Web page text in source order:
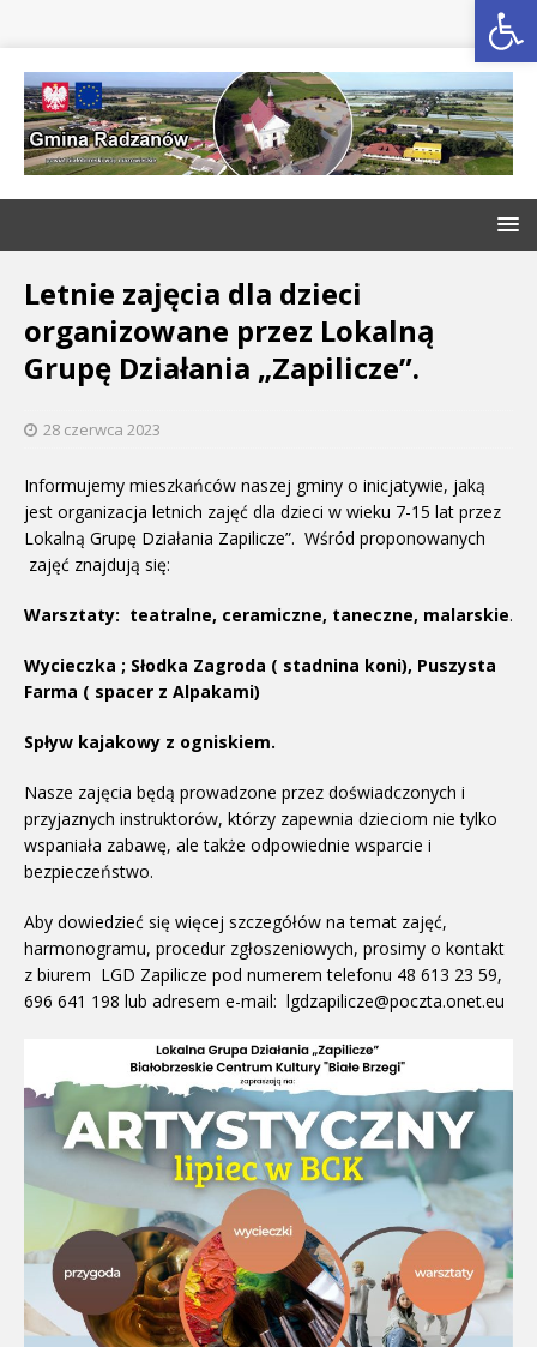
Letnie zajęcia dla dzieci
organizowane przez Lokalną
Grupę Działania „Zapilicze”.
28 czerwca 2023
Informujemy mieszkańców naszej gminy o inicjatywie, jaką
jest organizacja letnich zajęć dla dzieci w wieku 7-15 lat przez
Lokalną Grupę Działania Zapilicze”. Wśród proponowanych
zajęć znajdują się:
Warsztaty: teatralne, ceramiczne, taneczne, malarskie.
Wycieczka ; Słodka Zagroda ( stadnina koni), Puszysta
Farma ( spacer z Alpakami)
Spływ kajakowy z ogniskiem.
Nasze zajęcia będą prowadzone przez doświadczonych i
przyjaznych instruktorów, którzy zapewnia dzieciom nie tylko
wspaniała zabawę, ale także odpowiednie wsparcie i
bezpieczeństwo.
Aby dowiedzieć się więcej szczegółów na temat zajęć,
harmonogramu, procedur zgłoszeniowych, prosimy o kontakt
z biurem LGD Zapilicze pod numerem telefonu 48 613 23 59,
696 641 198 lub adresem e-mail: lgdzapilicze@poczta.onet.eu